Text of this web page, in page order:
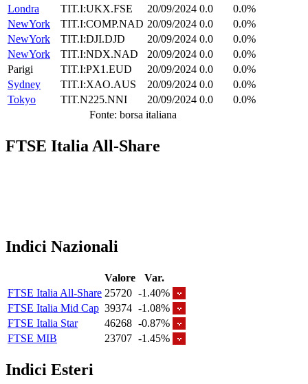
Londra
TIT.I:UKX.FSE 20/09/2024 0.0
0.0%
NewYork
TIT.I:COMP.NAD 20/09/2024 0.0
0.0%
NewYork
TIT.I:DJI.DJD 20/09/2024 0.0
0.0%
NewYork
TIT.I:NDX.NAD 20/09/2024 0.0
0.0%
Parigi
TIT.I:PX1.EUD 20/09/2024 0.0
0.0%
Sydney
TIT.I:XAO.AUS 20/09/2024 0.0
0.0%
Tokyo
TIT.N225.NNI 20/09/2024 0.0
0.0%
Fonte: borsa italiana
FTSE Italia All-Share
Indici Nazionali
Valore
Var.
FTSE Italia All-Share 25720 -1.40%
FTSE Italia Mid Cap 39374 -1.08%
FTSE Italia Star
46268 -0.87%
FTSE MIB
23707 -1.45%
Indici Esteri